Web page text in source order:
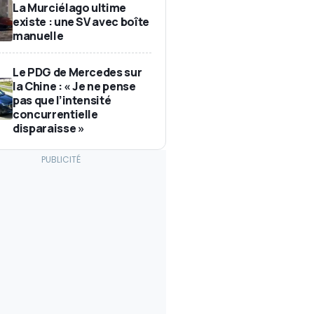
La Murciélago ultime
existe : une SV avec boîte
manuelle
Le PDG de Mercedes sur
la Chine : « Je ne pense
pas que l’intensité
concurrentielle
disparaisse »